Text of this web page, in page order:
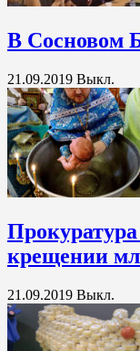
В Сосновом
21.09.2019 Выкл.
крещении
21.09.2019 Выкл.